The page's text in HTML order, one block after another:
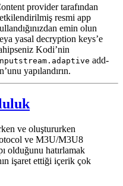
provider tarafından
resmi app
emin olun
yasal decryption keys’e
Kodi’nin
add-
yapılandırın.
ve oluştururken
ve M3U/M3U8
olduğunu hatırlamak
işaret ettiği içerik çok